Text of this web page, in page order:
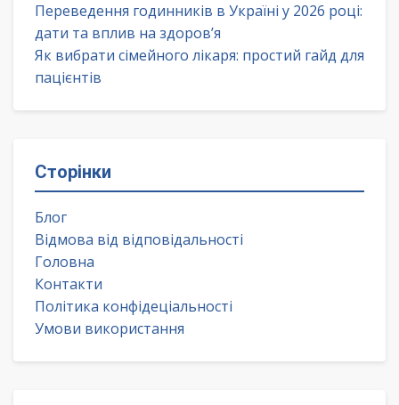
Переведення годинників в Україні у 2026 році:
дати та вплив на здоров’я
Як вибрати сімейного лікаря: простий гайд для
пацієнтів
Сторінки
Блог
Відмова від відповідальності
Головна
Контакти
Політика конфідеціальності
Умови використання